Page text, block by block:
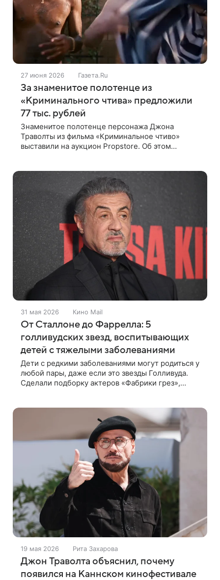
27 июня 2026 Газета.Ru
За знаменитое полотенце из
«Криминального чтива» предложили
77 тыс. рублей
Знаменитое полотенце персонажа Джона
Траволты из фильма «Криминальное чтиво»
выставили на аукцион Propstore. Об этом
масштабной
31 мая 2026 Кино Mail
От Сталлоне до Фаррелла: 5
голливудских звезд, воспитывающих
детей с тяжелыми заболеваниями
Дети с редкими заболеваниями могут родиться у
любой пары, даже если это звезды Голливуда.
Сделали подборку актеров «Фабрики грез»,
19 мая 2026 Рита Захарова
Джон Траволта объяснил, почему
появился на Каннском кинофестивале